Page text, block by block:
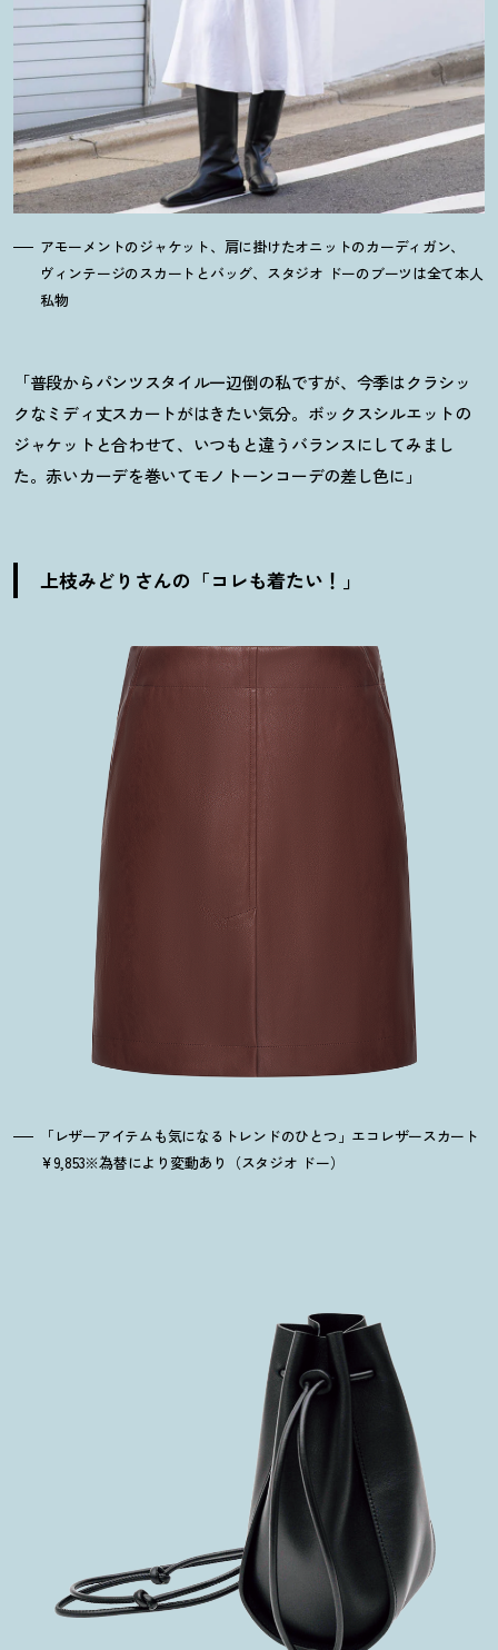
アモーメントのジャケット、肩に掛けたオニットのカーディガン、
ヴィンテージのスカートとバッグ、スタジオ ドーのブーツは全て本人
私物
「普段からパンツスタイル一辺倒の私ですが、今季はクラシッ
クなミディ丈スカートがはきたい気分。ボックスシルエットの
ジャケットと合わせて、いつもと違うバランスにしてみまし
た。赤いカーデを巻いてモノトーンコーデの差し色に」
上枝みどりさんの「コレも着たい ！ 」
「レザーアイテムも気になるトレンドのひとつ」エコレザースカート
¥9,853※為替により変動あり（スタジオ ドー）